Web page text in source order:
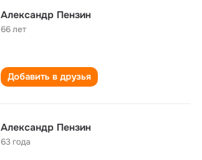
Александр Пензин
66 лет
Добавить в друзья
Александр Пензин
63 года